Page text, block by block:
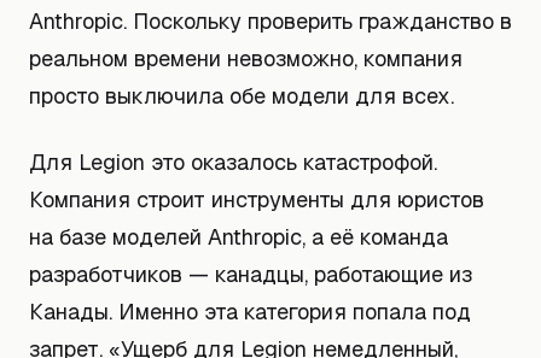
Anthropic. Поскольку проверить гражданство в
реальном времени невозможно, компания
просто выключила обе модели для всех.
Для Legion это оказалось катастрофой.
Компания строит инструменты для юристов
на базе моделей Anthropic, а её команда
разработчиков — канадцы, работающие из
Канады. Именно эта категория попала под
запрет. «Ущерб для Legion немедленный,